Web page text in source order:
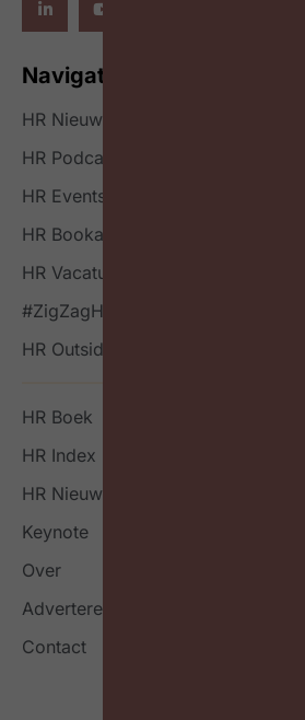
Navigatie
HR Nieuws
HR Podcast
HR Events
HR Bookazine
HR Vacatures
#ZigZagHR NXT
HR Outside-in Inspiratie
HR Boek
HR Index
HR Nieuwsbrief
Keynote
Over
Adverteren
Contact